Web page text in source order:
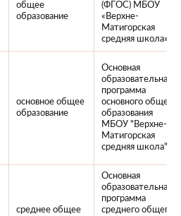
общее
образование
(ФГОС) МБОУ
«Верхне-
Матигорская
средняя школа»
основное общее
образование
Основная
образовательная
программа
основного общего
образования
МБОУ "Верхне-
Матигорская
средняя школа"
среднее общее
Основная
образовательная
программа
среднего общего